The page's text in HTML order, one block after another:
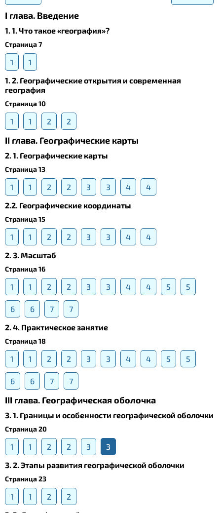
І глава. Введение
1. 1. Что такое «география»?
Страница 7
1
1
1. 2. Географические открытия и современная
география
Страница 10
1 1 2 2
II глава. Географические карты
2. 1. Географические карты
Страница 13
1 1 2 2 3 3 4
4
2.2. Географические координаты
Страница 15
1 1 2 2 3 3 4
4
2. 3. Масштаб
Страница 16
1 1 2 2 3 3 4 4 5 5
6 6 7
7
2. 4. Практическое занятие
Страница 18
1 1 2 2 3 3 4 4 5 5
6 6 7 7
III глава. Географическая оболочка
3. 1. Границы и особенности географической оболочки
Страница 20
1 1 2 2 3
3
3. 2. Этапы развития географической оболочки
Страница 23
1 1 2
2